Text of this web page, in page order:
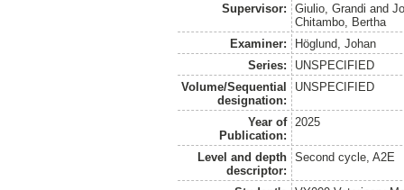
Supervisor:
Giulio, Grandi and
Chitambo, Bertha
Examiner:
Höglund, Johan
Series:
UNSPECIFIED
Volume/Sequential
designation:
UNSPECIFIED
Year of
Publication:
2025
Level and depth
descriptor:
Second cycle, A2E